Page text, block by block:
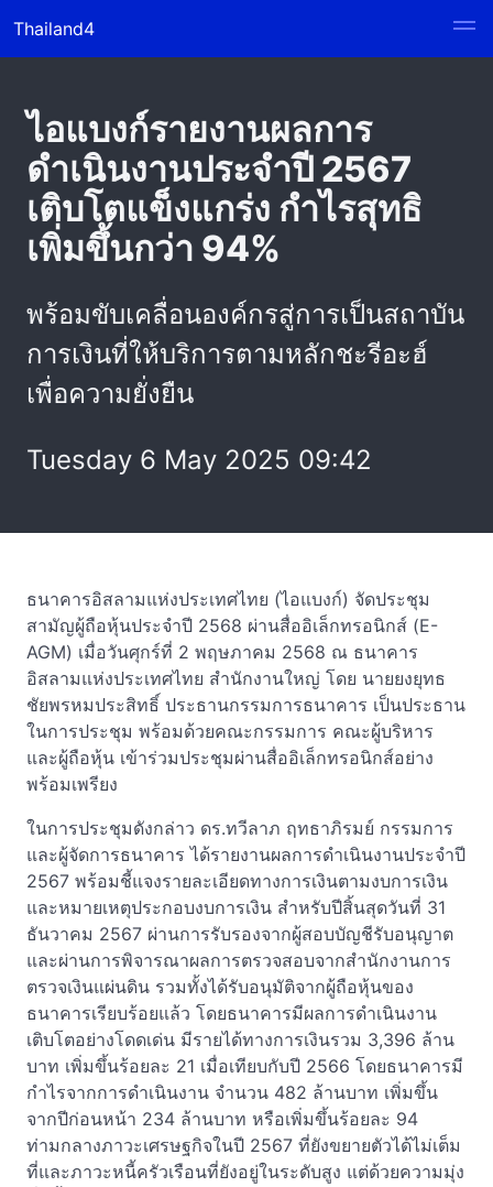
Thailand4
ไอแบงก์รายงานผลการ
ดำเนินงานประจำปี 2567
เติบโตแข็งแกร่ง กำไรสุทธิ
เพิ่มขึ้นกว่า 94%
พร้อมขับเคลื่อนองค์กรสู่การเป็นสถาบัน
การเงินที่ให้บริการตามหลักชะรีอะฮ์
เพื่อความยั่งยืน
Tuesday 6 May 2025 09:42
ธนาคารอิสลามแห่งประเทศไทย (ไอแบงก์) จัดประชุม
สามัญผู้ถือหุ้นประจำปี 2568 ผ่านสื่ออิเล็กทรอนิกส์ (E-
AGM) เมื่อวันศุกร์ที่ 2 พฤษภาคม 2568 ณ ธนาคาร
อิสลามแห่งประเทศไทย สำนักงานใหญ่ โดย นายยงยุทธ
ชัยพรหมประสิทธิ์ ประธานกรรมการธนาคาร เป็นประธาน
ในการประชุม พร้อมด้วยคณะกรรมการ คณะผู้บริหาร
และผู้ถือหุ้น เข้าร่วมประชุมผ่านสื่ออิเล็กทรอนิกส์อย่าง
พร้อมเพรียง
ในการประชุมดังกล่าว ดร.ทวีลาภ ฤทธาภิรมย์ กรรมการ
และผู้จัดการธนาคาร ได้รายงานผลการดำเนินงานประจำปี
2567 พร้อมชี้แจงรายละเอียดทางการเงินตามงบการเงิน
และหมายเหตุประกอบงบการเงิน สำหรับปีสิ้นสุดวันที่ 31
ธันวาคม 2567 ผ่านการรับรองจากผู้สอบบัญชีรับอนุญาต
และผ่านการพิจารณาผลการตรวจสอบจากสำนักงานการ
ตรวจเงินแผ่นดิน รวมทั้งได้รับอนุมัติจากผู้ถือหุ้นของ
ธนาคารเรียบร้อยแล้ว โดยธนาคารมีผลการดำเนินงาน
เติบโตอย่างโดดเด่น มีรายได้ทางการเงินรวม 3,396 ล้าน
บาท เพิ่มขึ้นร้อยละ 21 เมื่อเทียบกับปี 2566 โดยธนาคารมี
กำไรจากการดำเนินงาน จำนวน 482 ล้านบาท เพิ่มขึ้น
จากปีก่อนหน้า 234 ล้านบาท หรือเพิ่มขึ้นร้อยละ 94
ท่ามกลางภาวะเศรษฐกิจในปี 2567 ที่ยังขยายตัวได้ไม่เต็ม
ที่และภาวะหนี้ครัวเรือนที่ยังอยู่ในระดับสูง แต่ด้วยความมุ่ง